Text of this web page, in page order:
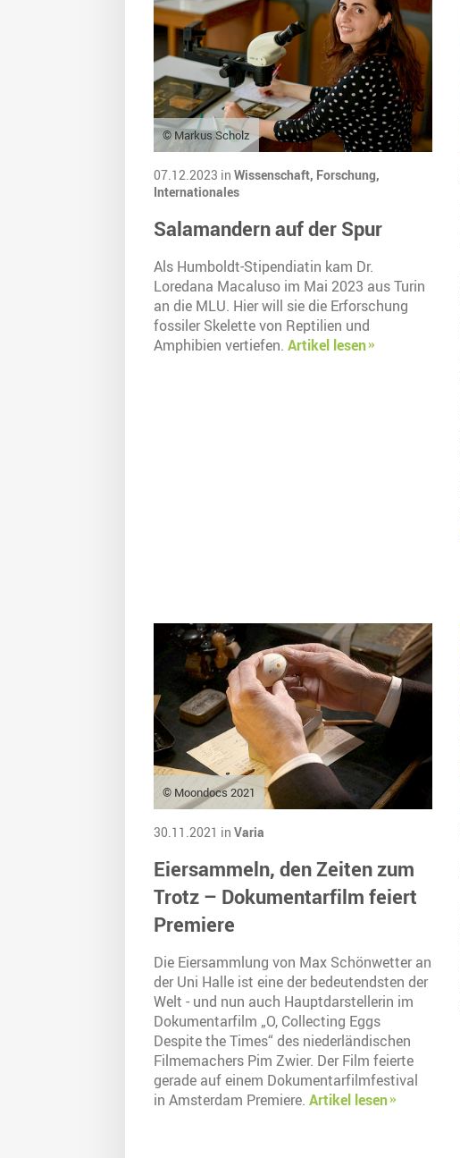
© Markus Scholz
07.12.2023 in Wissenschaft, Forschung,
Internationales
Salamandern auf der Spur
Als Humboldt-Stipendiatin kam Dr.
Loredana Macaluso im Mai 2023 aus Turin
an die MLU. Hier will sie die Erforschung
fossiler Skelette von Reptilien und
Amphibien vertiefen. Artikel lesen
© Moondocs 2021
30.11.2021 in Varia
Eiersammeln, den Zeiten zum
Trotz – Dokumentarfilm feiert
Premiere
Die Eiersammlung von Max Schönwetter an
der Uni Halle ist eine der bedeutendsten der
Welt - und nun auch Hauptdarstellerin im
Dokumentarfilm „O, Collecting Eggs
Despite the Times“ des niederländischen
Filmemachers Pim Zwier. Der Film feierte
gerade auf einem Dokumentarfilmfestival
in Amsterdam Premiere. Artikel lesen